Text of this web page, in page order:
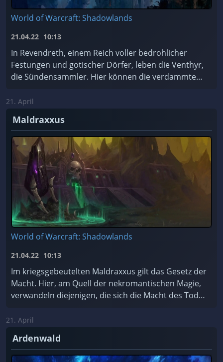
World of Warcraft: Shadowlands
21.04.22 10:13
In Revendreth, einem Reich voller bedrohlicher
Festungen und gotischer Dörfer, leben die Venthyr,
die Sündensammler. Hier können die verdammten
...
21. April
Maldraxxus
World of Warcraft: Shadowlands
21.04.22 10:13
Im kriegsgebeutelten Maldraxxus gilt das Gesetz der
Macht. Hier, am Quell der nekromantischen Magie,
verwandeln diejenigen, die sich die Macht des Todes
21. April
Ardenwald